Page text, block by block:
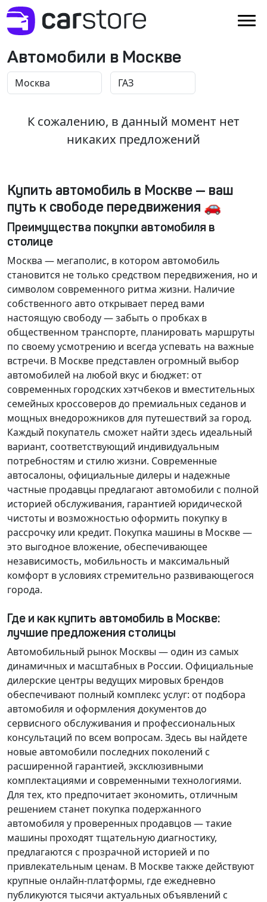
Автомобили в Москве
К сожалению, в данный момент нет
никаких предложений
Купить автомобиль в Москве — ваш
путь к свободе передвижения 🚗
Преимущества покупки автомобиля в
столице
Москва — мегаполис, в котором автомобиль
становится не только средством передвижения, но и
символом современного ритма жизни. Наличие
собственного авто открывает перед вами
настоящую свободу — забыть о пробках в
общественном транспорте, планировать маршруты
по своему усмотрению и всегда успевать на важные
встречи. В Москве представлен огромный выбор
автомобилей на любой вкус и бюджет: от
современных городских хэтчбеков и вместительных
семейных кроссоверов до премиальных седанов и
мощных внедорожников для путешествий за город.
Каждый покупатель сможет найти здесь идеальный
вариант, соответствующий индивидуальным
потребностям и стилю жизни. Современные
автосалоны, официальные дилеры и надежные
частные продавцы предлагают автомобили с полной
историей обслуживания, гарантией юридической
чистоты и возможностью оформить покупку в
рассрочку или кредит. Покупка машины в Москве —
это выгодное вложение, обеспечивающее
независимость, мобильность и максимальный
комфорт в условиях стремительно развивающегося
города.
Где и как купить автомобиль в Москве:
лучшие предложения столицы
Автомобильный рынок Москвы — один из самых
динамичных и масштабных в России. Официальные
дилерские центры ведущих мировых брендов
обеспечивают полный комплекс услуг: от подбора
автомобиля и оформления документов до
сервисного обслуживания и профессиональных
консультаций по всем вопросам. Здесь вы найдете
новые автомобили последних поколений с
расширенной гарантией, эксклюзивными
комплектациями и современными технологиями.
Для тех, кто предпочитает экономить, отличным
решением станет покупка подержанного
автомобиля у проверенных продавцов — такие
машины проходят тщательную диагностику,
предлагаются с прозрачной историей и по
привлекательным ценам. В Москве также действуют
крупные онлайн-платформы, где ежедневно
публикуются тысячи актуальных объявлений с